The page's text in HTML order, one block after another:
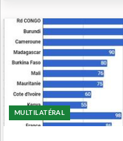
MULTILATÉRAL